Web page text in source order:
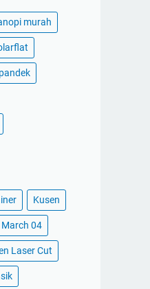
murah
Kusen
March 04
Laser Cut